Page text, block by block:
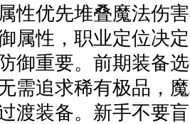
性优先堆叠魔法伤
属性，职业定位决
御重要。前期装备
需追求稀有极品，
渡装备。新手不要